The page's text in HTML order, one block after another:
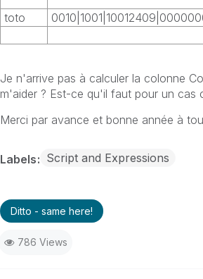
toto
Je n'arrive pas à calculer la colonne
m'aider ? Est-ce qu'il faut pour un cas
Merci par avance et bonne année à
Labels Script and Expressions
Ditto - same here!
786 Views